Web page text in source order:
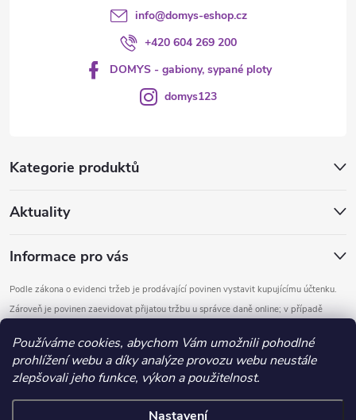
Používáme cookies, abychom Vám umožnili pohodlné
prohlížení webu a díky analýze provozu webu neustále
zlepšovali jeho funkce, výkon a použitelnost.
Nastavení
Kategorie produktů
Aktuality
Informace pro vás
Podle zákona o evidenci tržeb je prodávající povinen vystavit kupujícímu účtenku.
Zároveň je povinen zaevidovat přijatou tržbu u správce daně online; v případě
info@domys-eshop.cz
+420 604 269 200
DOMYS - gabiony, sypané ploty
domys123
Copyright 2026DOMYS. Všechna práva vyhrazena.